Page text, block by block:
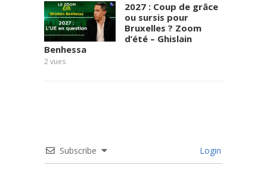
2027 : Coup de grâce
ou sursis pour
Bruxelles ? Zoom
d’été – Ghislain
Benhessa
2vues
Subscribe Login